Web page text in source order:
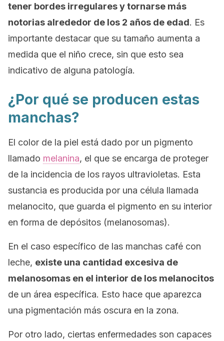
tener bordes irregulares y tornarse más
notorias alrededor de los 2 años de edad. Es
importante destacar que su tamaño aumenta a
medida que el niño crece, sin que esto sea
indicativo de alguna patología.
¿Por qué se producen estas
manchas?
El color de la piel está dado por un pigmento
llamado melanina, el que se encarga de proteger
de la incidencia de los rayos ultravioletas. Esta
sustancia es producida por una célula llamada
melanocito, que guarda el pigmento en su interior
en forma de depósitos (melanosomas).
En el caso específico de las manchas café con
leche, existe una cantidad excesiva de
melanosomas en el interior de los melanocitos
de un área específica. Esto hace que aparezca
una pigmentación más oscura en la zona.
Por otro lado, ciertas enfermedades son capaces